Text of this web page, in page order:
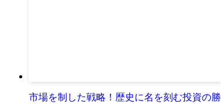
市場を制した戦略！歴史に名を刻む投資の勝